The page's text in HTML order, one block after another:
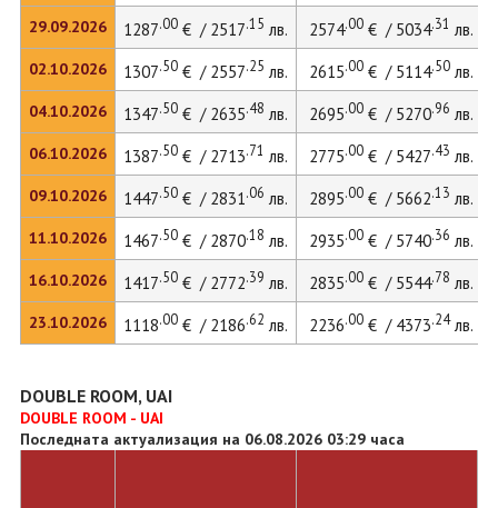
29.09.2026
02.10.2026
04.10.2026
06.10.2026
09.10.2026
11.10.2026
16.10.2026
23.10.2026
1287.00€ / 2517.15 лв. 2574.00€ / 5034.31 лв.
1307.50€ / 2557.25 лв. 2615.00€ / 5114.50лв.
1347.50€ / 2635.48 лв. 2695.00€ / 5270.96 лв.
1387.50€ / 2713.71 лв. 2775.00€ / 5427.43 лв.
1447.50€ / 2831.06 лв. 2895.00€ / 5662.13 лв.
1467.50€ / 2870.18 лв. 2935.00€ / 5740.36 лв.
1417.50€ / 2772.39 лв. 2835.00€ / 5544.78 лв.
1118.00€ / 2186.62 лв. 2236.00€ / 4373.24лв.
DOUBLE ROOM, UAI
DOUBLE ROOM - UAI
Последната актуализация на 06.08.2026 03:29 часа